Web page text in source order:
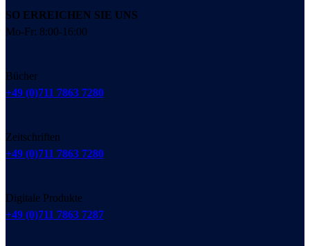
SO ERREICHEN SIE UNS
Mo-Fr: 8:00-16:00
Bücher
+49 (0)711 7863 7280
Zeitschriften
+49 (0)711 7863 7280
Digitale Produkte
+49 (0)711 7863 7287